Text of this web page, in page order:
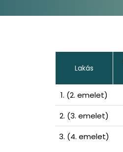
Lakás
1. (2. emelet)
2. (3. emelet)
3. (4. emelet)